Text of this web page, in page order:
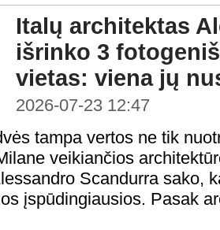
Italų architektas
išrinko 3
vietas: viena jų
2026-07-23 12:47
tampa vertos ne tik
veikiančios
Scandurra sako,
įspūdingiausios. Pasak